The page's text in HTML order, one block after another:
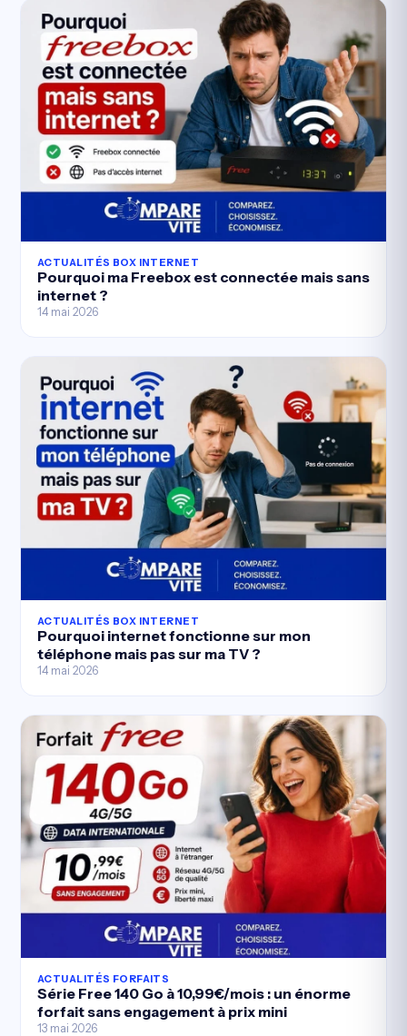
ACTUALITÉS BOX INTERNET
Pourquoi ma Freebox est connectée mais sans
internet ?
14 mai 2026
ACTUALITÉS BOX INTERNET
Pourquoi internet fonctionne sur mon
téléphone mais pas sur ma TV ?
14 mai 2026
ACTUALITÉS FORFAITS
Série Free 140 Go à 10,99€/mois : un énorme
forfait sans engagement à prix mini
13 mai 2026